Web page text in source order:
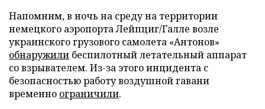
Напомним, в ночь на среду на территории
немецкого аэропорта Лейпциг/Галле возле
украинского грузового самолета «Антонов»
обнаружили беспилотный летательный аппарат
со взрывателем. Из-за этого инцидента с
безопасностью работу воздушной гавани
временно ограничили.